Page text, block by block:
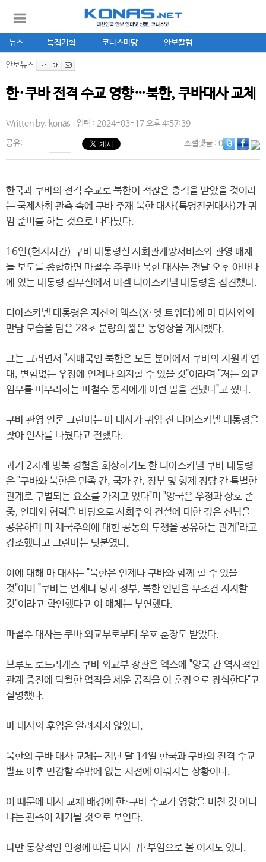
뉴스 특집기획 코나스마당 안보칼럼
안보뉴스
한·쿠바 전격 수교 영향…북한, 쿠바대사 교체
Written by. konas 입력 : 2024-03-17 오후 4:57:39
공유: 소셜댓글: 0
한국과 쿠바의 전격 수교로 북한이 적잖은 충격을 받았을 것이라
는 국제사회 관측 속에 쿠바 주재 북한 대사(특명전권대사)가 귀
임 준비를 하는 것으로 나타났다.
16일(현지시간) 쿠바 대통령실 사회관계망서비스와 관영 매체
들 보도를 종합하면 마철수 주쿠바 북한 대사는 전날 오후 아바나
에 있는 대통령 집무실에서 미겔 디아스카넬 대통령을 접견했다.
디아스카넬 대통령은 자신의 엑스(X·옛 트위터)에 마 대사와의
만남 모습을 담은 28초 분량의 짧은 동영상을 게시했다.
그는 그러면서 "자매국인 북한은 모든 분야에서 쿠바의 지원과 연
대, 변함없는 우정에 언제나 의지할 수 있을 것"이라며 "저는 외교
임무를 마무리하는 마철수 동지에게 이런 말을 건넸다"고 썼다.
쿠바 관영 언론 그란마는 마 대사가 귀임 전 디아스카넬 대통령을
찾아 인사를 나눴다고 전했다.
과거 2차례 방북 경험을 회상하기도 한 디아스카넬 쿠바 대통령
은 "쿠바와 북한은 민족 간, 국가 간, 정부 및 형제 정당 간 특별한
관계로 구별되는 요소를 가지고 있다"며 "양국은 우정과 상호 존
중, 연대와 협력을 바탕으로 사회주의 건설에 대한 깊은 신념을
공유하며 미 제국주의에 대한 공동의 투쟁을 공유하는 관계"라고
강조했다고 그란마는 덧붙였다.
이에 대해 마 대사는 "북한은 언제나 쿠바와 함께 할 수 있을
것"이며 "쿠바는 언제나 당과 정부, 북한 인민을 무조건 지지할
것"이라고 확언했다고 이 매체는 부연했다.
마철수 대사는 쿠바 외교부로부터 우호 훈장도 받았다.
브루노 로드리게스 쿠바 외교부 장관은 엑스에 "양국 간 역사적인
관계 증진에 탁월한 업적을 세운 공적을 이 훈장으로 장식한다"고
설명했다.
마 대사의 후임은 알려지지 않았다.
북한의 쿠바 대사 교체는 지난 달 14일 한국과 쿠바의 전격 수교
발표 이후 민감할 수밖에 없는 시점에 이뤄지는 상황이다.
이 때문에 대사 교체 배경에 한·쿠바 수교가 영향을 미친 것 아니
냐는 관측이 제기될 것으로 보인다.
다만 통상적인 일정에 따른 대사 귀·부임으로 볼 여지도 있다.